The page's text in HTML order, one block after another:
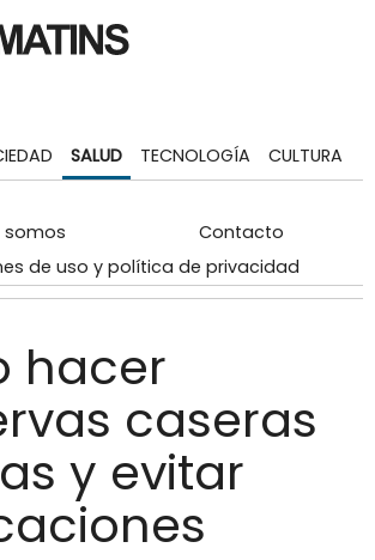
SALUD TECNOLOGÍA CULTURA
somos
Contacto
de uso y política de privacidad
hacer
caseras
y evitar